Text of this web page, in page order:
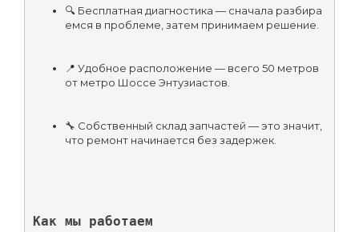
🔍 Бесплатная диагностика — сначала разбира
емся в проблеме, затем принимаем решение.
📍 Удобное расположение — всего 50 метров
от метро Шоссе Энтузиастов.
🔧 Собственный склад запчастей — это значит,
что ремонт начинается без задержек.
Как мы работаем